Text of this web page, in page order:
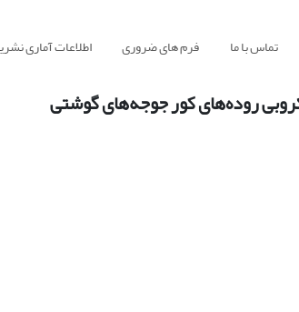
تماس با ما فرم های ضروری اطلاعات آماری